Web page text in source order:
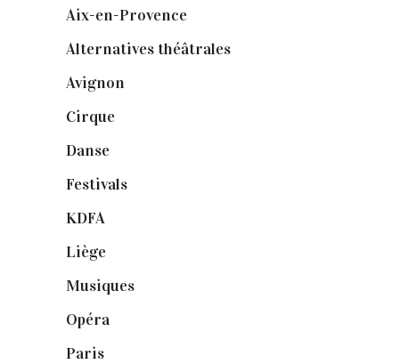
Aix-en-Provence
Alternatives théâtrales
Avignon
Cirque
Danse
Festivals
KDFA
Liège
Musiques
Opéra
Paris